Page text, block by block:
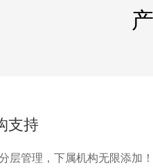
支持
层管理，下属机构无限添加！